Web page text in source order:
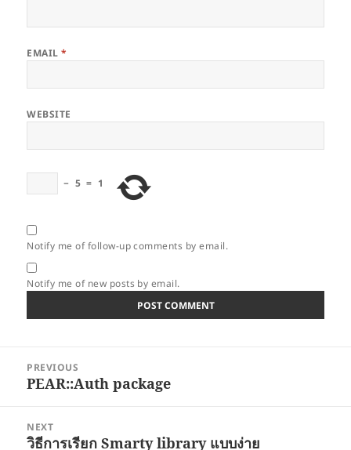
EMAIL*
WEBSITE
− 5 = 1
Notify me of follow-up comments by email.
Notify me of new posts by email.
navigation
PREVIOUS
Previous
PEAR::Auth package
NEXT
Next
วิธีการเรียก Smarty library แบบง่าย